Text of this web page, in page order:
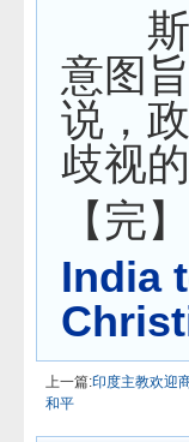
斯
意图
说，
歧视
【完
India
上一篇:印度主教欢迎
和平